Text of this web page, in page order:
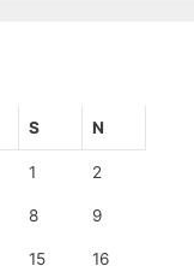
S N
1 2
8 9
15 16